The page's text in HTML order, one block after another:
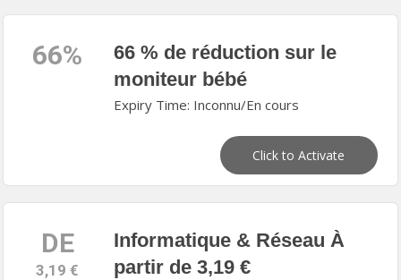
66%
66 % de réduction sur le
moniteur bébé
Expiry Time: Inconnu/En cours
Click to Activate
DE
3,19 €
Informatique & Réseau À
partir de 3,19 €